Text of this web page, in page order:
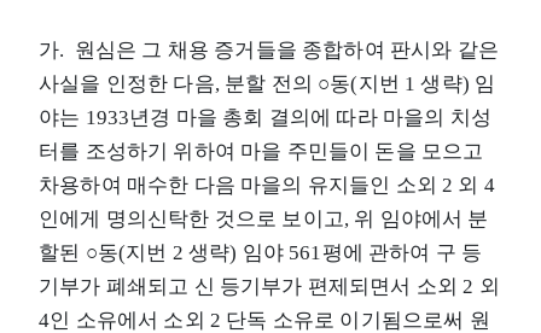
가. 원심은 그 채용 증거들을 종합하여 판시와 같은
사실을 인정한 다음, 분할 전의 ○동(지번 1 생략) 임
야는 1933년경 마을 총회 결의에 따라 마을의 치성
터를 조성하기 위하여 마을 주민들이 돈을 모으고
차용하여 매수한 다음 마을의 유지들인 소외 2 외 4
인에게 명의신탁한 것으로 보이고, 위 임야에서 분
할된 ○동(지번 2 생략) 임야 561평에 관하여 구 등
기부가 폐쇄되고 신 등기부가 편제되면서 소외 2 외
4인 소유에서 소외 2 단독 소유로 이기됨으로써 원